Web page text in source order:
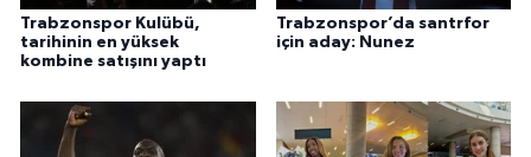
Trabzonspor Kulübü,
tarihinin en yüksek
kombine satışını yaptı
Trabzonspor’da santrfor
için aday: Nunez